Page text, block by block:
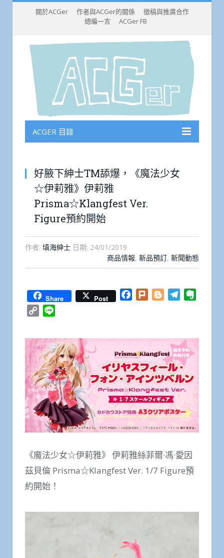
關於ACGer 作者與ACGer的關係
徵稿與推廣合作
總編一言
ACGer FB
ACGER 目錄
好腋下紳士TM舔爆，《魔法少女
☆伊莉雅》伊莉雅
Prisma☆Klangfest Ver.
Figure預約開始
作者: 填海紳士 日期: 24/01/2019
商品情報, 新品預訂, 新聞動態
Share Post Facebook
Plurk BloggerTelegram
Copy
《魔法少女☆伊莉雅》 伊莉雅絲菲爾·馮·愛因
茲貝倫 Prisma☆Klangfest Ver. 1/7 Figure預
約開始！